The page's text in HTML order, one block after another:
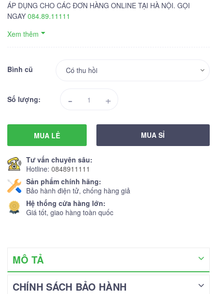
ÁP DỤNG CHO CÁC ĐƠN HÀNG ONLINE TẠI HÀ NỘI. GỌI
NGAY 084.89.11111
Xem thêm
Bình cũ
Số lượng: - +
MUA LẺ MUA SỈ
Tư vấn chuyên sâu:
Hotline: 0848911111
Sản phẩm chính hãng:
Bảo hành điện tử, chống hàng giả
Hệ thống cửa hàng lớn:
Giá tốt, giao hàng toàn quốc
MÔ TẢ
CHÍNH SÁCH BẢO HÀNH